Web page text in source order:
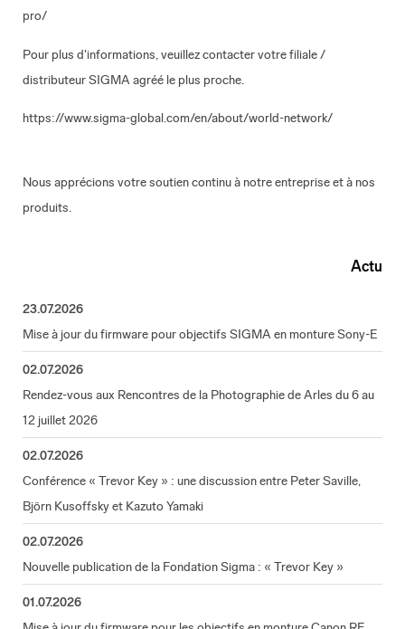
pro/
Pour plus d'informations, veuillez contacter votre filiale /
distributeur SIGMA agréé le plus proche.
https://www.sigma-global.com/en/about/world-network/
Nous apprécions votre soutien continu à notre entreprise et à nos
produits.
Actu
23.07.2026
Mise à jour du firmware pour objectifs SIGMA en monture Sony-E
02.07.2026
Rendez-vous aux Rencontres de la Photographie de Arles du 6 au
12 juillet 2026
02.07.2026
Conférence « Trevor Key » : une discussion entre Peter Saville,
Björn Kusoffsky et Kazuto Yamaki
02.07.2026
Nouvelle publication de la Fondation Sigma : « Trevor Key »
01.07.2026